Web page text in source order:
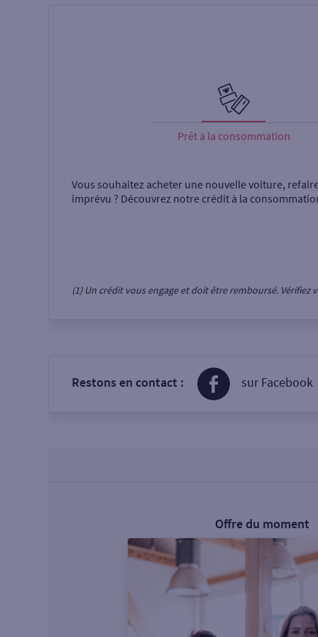
Prêt à la consommation
Vous souhaitez acheter une nouvelle voiture,
imprévu ? Découvrez notre crédit à la
(1) Un crédit vous engage et doit être remboursé.
Restons en contact : sur Facebook
Offre du moment